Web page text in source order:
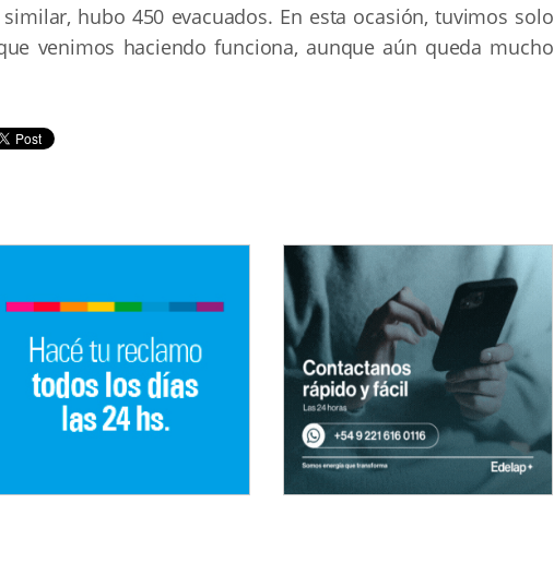
hubo 450 evacuados. En esta ocasión, tuvimos solo
venimos haciendo funciona, aunque aún queda mucho